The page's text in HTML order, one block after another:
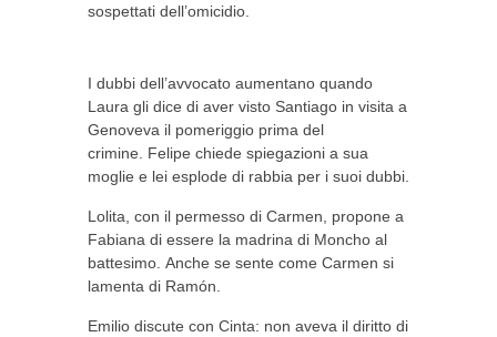
sospettati dell’omicidio
I dubbi dell’avvocato aumentano quando
Laura gli dice di aver visto Santiago in visita a
Genoveva il pomeriggio prima del
crimine. Felipe chiede spiegazioni a sua
moglie e lei esplode di rabbia per i suoi dubbi.
Lolita, con il permesso di Carmen, propone a
Fabiana di essere la madrina di Moncho al
battesimo. Anche se sente come Carmen si
lamenta di Ramón.
Emilio discute con Cinta: non aveva il diritto di